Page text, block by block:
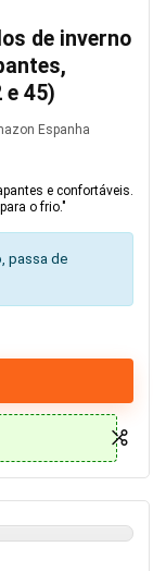
de inverno
e 45)
Espanha
e confortáveis.
o frio."
passa de